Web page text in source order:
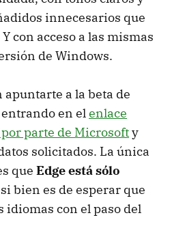
innecesarios que
con acceso a las mismas
de Windows.
a la beta de
en elenlace
parte de Microsofty
solicitados. La única
que Edge está sólo
bien es de esperar que
con el paso del